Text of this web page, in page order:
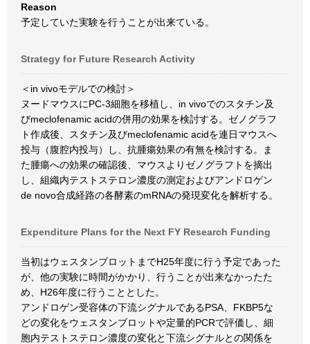
Reason
予定していた実験を行うことが出来ている。
Strategy for Future Research Activity
＜in vivoモデルでの検討＞
ヌードマウスにPC-3細胞を移植し、in vivoでのスタチン及
びmeclofenamic acidの併用の効果を検討する。ゼノグラフ
ト作成後、スタチン及びmeclofenamic acidを連日マウスへ
投与（腹腔内投与）し、抗腫瘍効果の有無を検討する。ま
た腫瘍への効果の確認後、マウスよりゼノグラフトを摘出
し、組織内テストステロン濃度の測定およびアンドロゲン
de novo合成経路の各酵素のmRNAの発現変化を解析する。
Expenditure Plans for the Next FY Research Funding
当初はウェスタンブロットまでH25年度に行う予定であった
が、他の実験に時間がかかり、行うことが出来なかったた
め、H26年度に行うこととした。
アンドロゲン受容体の下流シグナルであるPSA、FKBP5な
どの変化をウェスタンブロットや定量的PCRで評価し、細
胞内テストステロン濃度の変化と下流シグナルとの関係を